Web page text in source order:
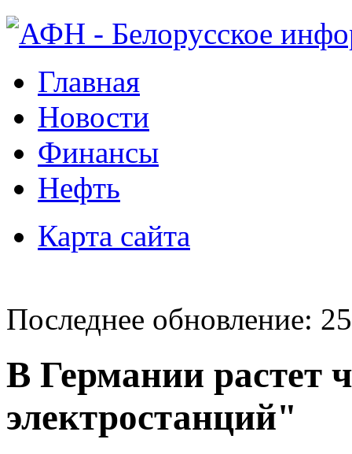
Главная
Новости
Финансы
Нефть
Карта сайта
Последнее обновление:
В Германии растет
электростанций"